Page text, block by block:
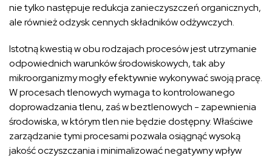
nie tylko następuje redukcja zanieczyszczeń organicznych,
ale również odzysk cennych składników odżywczych.
Istotną kwestią w obu rodzajach procesów jest utrzymanie
odpowiednich warunków środowiskowych, tak aby
mikroorganizmy mogły efektywnie wykonywać swoją pracę.
W procesach tlenowych wymaga to kontrolowanego
doprowadzania tlenu, zaś w beztlenowych - zapewnienia
środowiska, w którym tlen nie będzie dostępny. Właściwe
zarządzanie tymi procesami pozwala osiągnąć wysoką
jakość oczyszczania i minimalizować negatywny wpływ